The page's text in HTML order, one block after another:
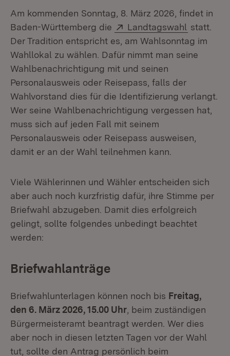
Am kommenden Sonntag, 8. März 2026, findet in
Baden-Württemberg die
Extern:
Landtagswahl (Öffnet
statt.
Der Tradition entspricht es, am Wahlsonntag im
Wahllokal zu wählen. Dafür nimmt man seine
Wahlbenachrichtigung mit und seinen
Personalausweis oder Reisepass, falls der
Wahlvorstand dies für die Identifizierung verlangt.
Wer seine Wahlbenachrichtigung vergessen hat,
muss sich auf jeden Fall mit seinem
Personalausweis oder Reisepass ausweisen,
damit er an der Wahl teilnehmen kann.
Viele Wählerinnen und Wähler entscheiden sich
aber auch noch kurzfristig dafür, ihre Stimme per
Briefwahl abzugeben. Damit dies erfolgreich
gelingt, sollte folgendes unbedingt beachtet
werden:
Briefwahlanträge
Briefwahlunterlagen können noch bis Freitag,
den 6. März 2026, 15.00 Uhr , beim zuständigen
Bürgermeisteramt beantragt werden. Wer dies
aber noch in diesen letzten Tagen vor der Wahl
tut, sollte den Antrag persönlich beim